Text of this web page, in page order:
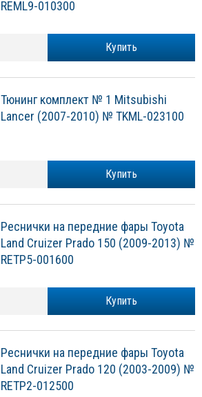
REML9-010300
Купить
Тюнинг комплект № 1 Mitsubishi
Lancer (2007-2010) № TKML-023100
Купить
Реснички на передние фары Toyota
Land Cruizer Prado 150 (2009-2013) №
RETP5-001600
Купить
Реснички на передние фары Toyota
Land Cruizer Prado 120 (2003-2009) №
RETP2-012500